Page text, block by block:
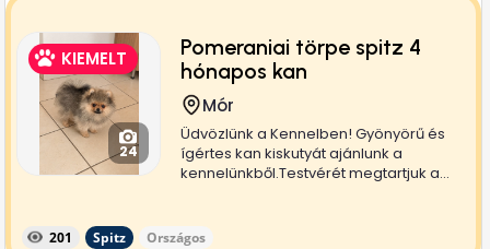
KIEMELT
24
Pomeraniai törpe spitz 4
hónapos kan
Mór
Üdvözlünk a Kennelben! Gyönyörű és
ígértes kan kiskutyát ajánlunk a
kennelünkből.Testvérét megtartjuk a...
201 Spitz Országos